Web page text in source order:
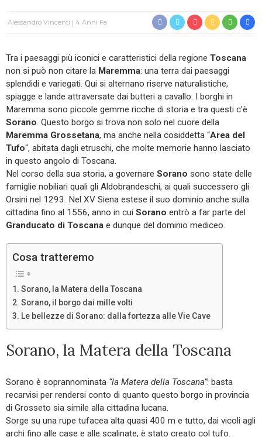
Alessandro Vincenti 4 Anni Fa
Tra i paesaggi più iconici e caratteristici della regione Toscana
non si può non citare la Maremma: una terra dai paesaggi
splendidi e variegati. Qui si alternano riserve naturalistiche,
spiagge e lande attraversate dai butteri a cavallo. I borghi in
Maremma sono piccole gemme ricche di storia e tra questi c’è
Sorano. Questo borgo si trova non solo nel cuore della
Maremma Grossetana, ma anche nella cosiddetta “Area del
Tufo“, abitata dagli etruschi, che molte memorie hanno lasciato
in questo angolo di Toscana.
Nel corso della sua storia, a governare Sorano sono state delle
famiglie nobiliari quali gli Aldobrandeschi, ai quali successero gli
Orsini nel 1293. Nel XV Siena estese il suo dominio anche sulla
cittadina fino al 1556, anno in cui Sorano entrò a far parte del
Granducato di Toscana e dunque del dominio mediceo.
Cosa tratteremo
Sorano, la Matera della Toscana
Sorano, il borgo dai mille volti
Le bellezze di Sorano: dalla fortezza alle Vie Cave
Sorano, la Matera della Toscana
Sorano è soprannominata “la Matera della Toscana”: basta
recarvisi per rendersi conto di quanto questo borgo in provincia
di Grosseto sia simile alla cittadina lucana.
Sorge su una rupe tufacea alta quasi 400 m e tutto, dai vicoli agli
archi fino alle case e alle scalinate, è stato creato col tufo.